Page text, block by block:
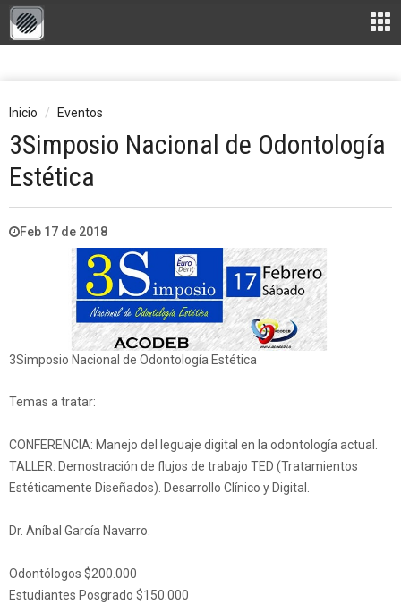
Inicio Eventos
3Simposio Nacional de Odontología
Estética
Feb 17 de 2018
3Simposio Nacional de Odontología Estética
Temas a tratar:
CONFERENCIA: Manejo del leguaje digital en la odontología actual.
TALLER: Demostración de flujos de trabajo TED (Tratamientos
Estéticamente Diseñados). Desarrollo Clínico y Digital.
Dr. Aníbal García Navarro.
Odontólogos $200.000
Estudiantes Posgrado $150.000